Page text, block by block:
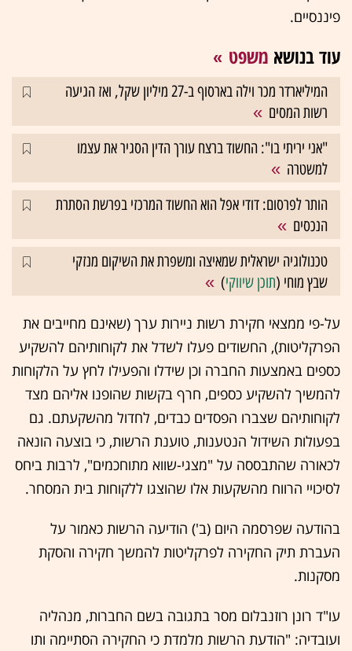
פיננסיים.
עוד בנושא משפט
המיליארדר מכר וילה בארסוף ב-27 מיליון שקל, ואז הגיעה
רשות המסים
"אני יריתי בו": החשוד ברצח עורך הדין הסגיר את עצמו
למשטרה
הותר לפרסום: דודי אפל הוא החשוד המרכזי בפרשת הסתרת
הנכסים
טכנולוגיה ישראלית שמאיצה ומשפרת את השיקום מנזקי
שבץ מוחי (תוכן שיווקי)
על-פי ממצאי חקירת רשות ניירות ערך (שאינם מחייבים את
הפרקליטות), החשודים פעלו לשדל את לקוחותיהם להשקיע
כספים באמצעות החברה וכן שידלו והפעילו לחץ על הלקוחות
להמשיך להשקיע כספים, חרף בקשות שהופנו אליהם מצד
לקוחותיהם שצברו הפסדים כבדים, לחדול מהשקעתם. גם
בפעולות השידול הנטענות, טוענת הרשות, כי בוצעה הונאה
לכאורה שהתבססה על "מצגי-שווא מתוחכמים", לרבות ביחס
לסיכויי הרווח מהשקעות אלו שהוצגו ללקוחות בית המסחר.
בהודעה שפרסמה היום (ב') הודיעה הרשות כאמור על
העברת תיק החקירה לפרקליטות להמשך חקירה והסקת
מסקנות.
עו"ד רונן רוזנבלום מסר בתגובה בשם החברות, מנהליה
ועובדיה: "הודעת הרשות מלמדת כי החקירה הסתיימה ותו